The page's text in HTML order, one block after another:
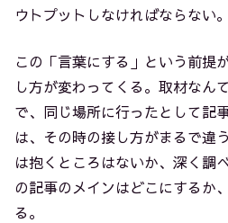
ウトプットしなければならない。
この「言葉にする」という前提
し方が変わってくる。取材なん
で、同じ場所に行ったとして記
は、その時の接し方がまるで違
は抱くところはないか、深く調
の記事のメインはどこにするか
る。